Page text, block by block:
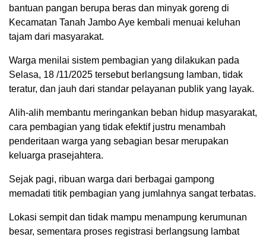
bantuan pangan berupa beras dan minyak goreng di
Kecamatan Tanah Jambo Aye kembali menuai keluhan
tajam dari masyarakat.
Warga menilai sistem pembagian yang dilakukan pada
Selasa, 18 /11/2025 tersebut berlangsung lamban, tidak
teratur, dan jauh dari standar pelayanan publik yang layak.
Alih-alih membantu meringankan beban hidup masyarakat,
cara pembagian yang tidak efektif justru menambah
penderitaan warga yang sebagian besar merupakan
keluarga prasejahtera.
Sejak pagi, ribuan warga dari berbagai gampong
memadati titik pembagian yang jumlahnya sangat terbatas.
Lokasi sempit dan tidak mampu menampung kerumunan
besar, sementara proses registrasi berlangsung lambat